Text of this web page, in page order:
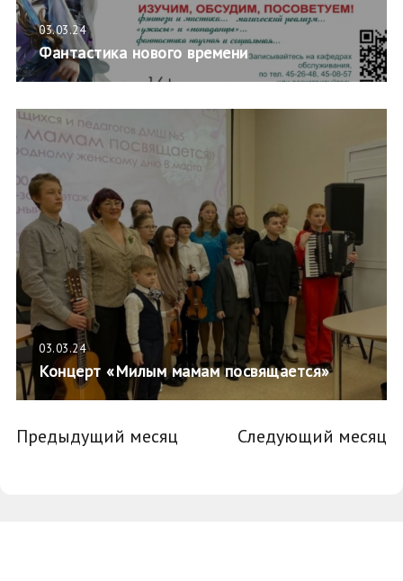
03.03.24
Фантастика нового времени
03.03.24
Концерт «Милым мамам посвящается»
Предыдущий месяц Следующий месяц